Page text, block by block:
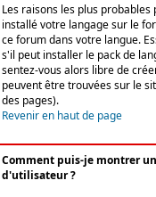
Les raisons les plus
installé votre langage sur le
ce forum dans votre langue.
s'il peut installer le pack de
sentez-vous alors libre de
peuvent être trouvées sur le
des pages).
Revenir en haut de page
Comment puis-je montrer
d'utilisateur ?